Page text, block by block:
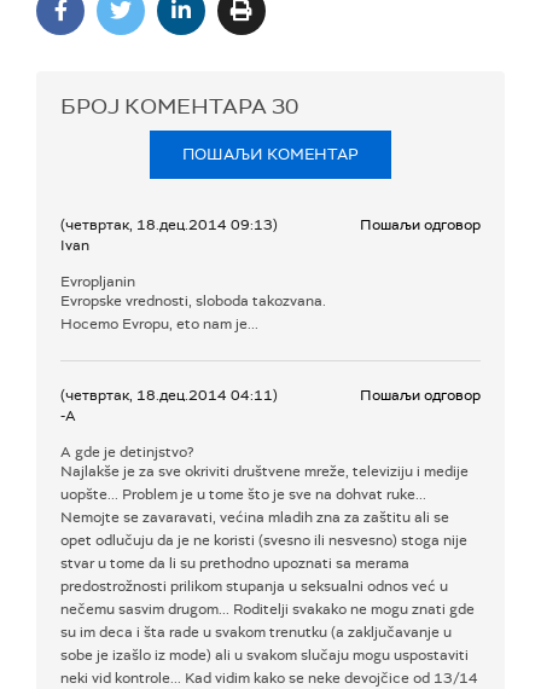
БРОЈ КОМЕНТАРА 30
ПОШАЉИ КОМЕНТАР
(четвртак, 18.дец.2014 09:13)
Ivan
Пошаљи одговор
Evropljanin
Evropske vrednosti, sloboda takozvana.
Hocemo Evropu, eto nam je...
(четвртак, 18.дец.2014 04:11)
-A
Пошаљи одговор
A gde je detinjstvo?
Najlakše je za sve okriviti društvene mreže, televiziju i medije
uopšte... Problem je u tome što je sve na dohvat ruke...
Nemojte se zavaravati, većina mladih zna za zaštitu ali se
opet odlučuju da je ne koristi (svesno ili nesvesno) stoga nije
stvar u tome da li su prethodno upoznati sa merama
predostrožnosti prilikom stupanja u seksualni odnos već u
nečemu sasvim drugom... Roditelji svakako ne mogu znati gde
su im deca i šta rade u svakom trenutku (a zaključavanje u
sobe je izašlo iz mode) ali u svakom slučaju mogu uspostaviti
neki vid kontrole... Kad vidim kako se neke devojčice od 13/14